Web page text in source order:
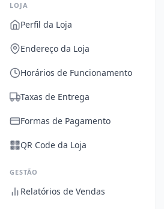
LOJA
Perfil da Loja
Endereço da Loja
Horários de Funcionamento
Taxas de Entrega
Formas de Pagamento
QR Code da Loja
GESTÃO
Relatórios de Vendas